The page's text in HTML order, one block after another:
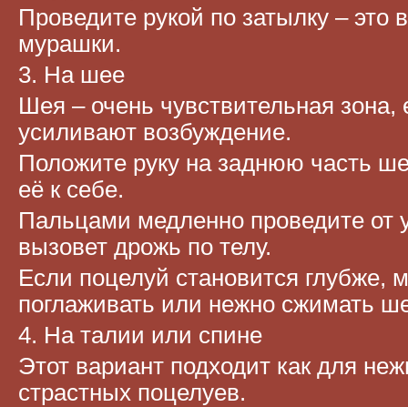
Проведите рукой по затылку – это
мурашки.
3. На шее
Шея – очень чувствительная зона,
усиливают возбуждение.
Положите руку на заднюю часть
её к себе.
Пальцами медленно проведите от
вызовет дрожь по телу.
Если поцелуй становится глубже,
поглаживать или нежно сжимать
4. На талии или спине
Этот вариант подходит как для
страстных поцелуев.